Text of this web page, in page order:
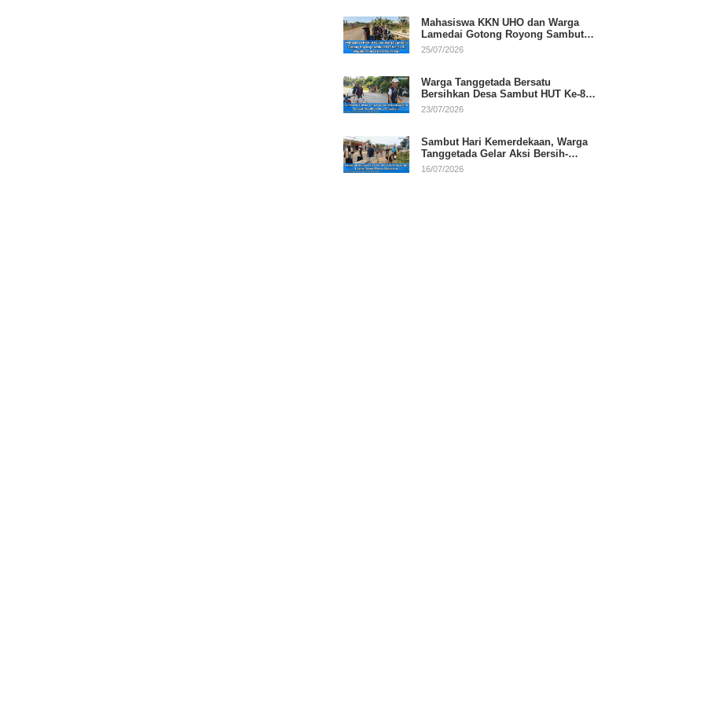
Mahasiswa KKN UHO dan Warga
Lamedai Gotong Royong Sambut
HUT Ke-81 RI
25/07/2026
Warga Tanggetada Bersatu
Bersihkan Desa Sambut HUT Ke-81
RI
23/07/2026
Sambut Hari Kemerdekaan, Warga
Tanggetada Gelar Aksi Bersih-
Bersih Desa
16/07/2026